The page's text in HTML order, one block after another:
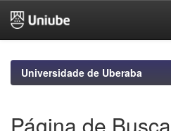
navigationUniversidade de Uberaba